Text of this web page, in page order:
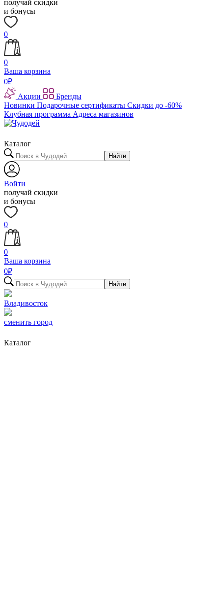
получай скидки
и бонусы
0
0
Ваша корзина
0₽
Акции
Бренды
Новинки Подарочные сертификаты Скидки до -60%
Клубная программа Адреса магазинов
Каталог
Найти
Войти
получай скидки
и бонусы
0
0
Ваша корзина
0₽
Найти
Владивосток
сменить город
Каталог